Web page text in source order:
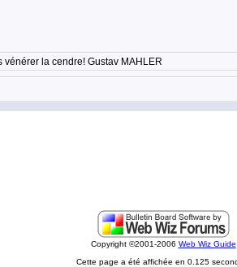
vénérer la cendre! Gustav MAHLER
Copyright ©2001-2006 Web Wiz Guide
Cette page a été affichée en 0.125